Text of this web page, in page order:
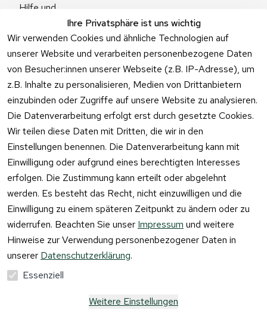
Ihre Privatsphäre ist uns wichtig
Wir verwenden Cookies und ähnliche Technologien auf
unserer Website und verarbeiten personenbezogene Daten
von Besucher:innen unserer Webseite (z.B. IP-Adresse), um
z.B. Inhalte zu personalisieren, Medien von Drittanbietern
einzubinden oder Zugriffe auf unsere Website zu analysieren.
Die Datenverarbeitung erfolgt erst durch gesetzte Cookies.
Wir teilen diese Daten mit Dritten, die wir in den
Einstellungen benennen. Die Datenverarbeitung kann mit
Einwilligung oder aufgrund eines berechtigten Interesses
erfolgen. Die Zustimmung kann erteilt oder abgelehnt
werden. Es besteht das Recht, nicht einzuwilligen und die
Einwilligung zu einem späteren Zeitpunkt zu ändern oder zu
widerrufen. Beachten Sie unser Impressum und weitere
Hinweise zur Verwendung personenbezogener Daten in
unserer Datenschutzerklärung.
Essenziell
Weitere Einstellungen
Hilfe und
Fragen
Zum
Kontaktformu
lar
Vertrag
widerrufen